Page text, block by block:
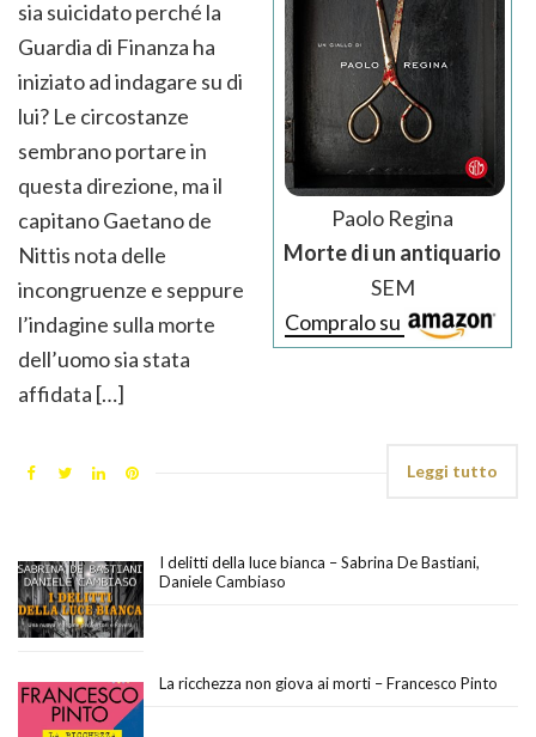
Paolo Regina
Morte di un antiquario
SEM
Compralo su
sia suicidato perché la
Guardia di Finanza ha
iniziato ad indagare su di
lui? Le circostanze
sembrano portare in
questa direzione, ma il
capitano Gaetano de
Nittis nota delle
incongruenze e seppure
l’indagine sulla morte
dell’uomo sia stata
affidata […]
Leggi tutto
I delitti della luce bianca – Sabrina De Bastiani,
Daniele Cambiaso
La ricchezza non giova ai morti – Francesco Pinto